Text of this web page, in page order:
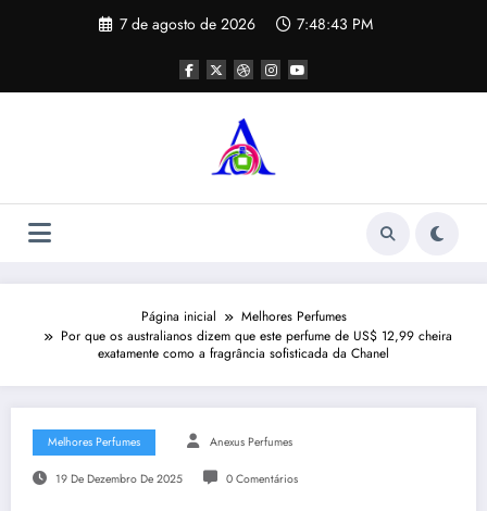
7 de agosto de 2026 7:48:43 PM
Página inicial
Melhores Perfumes
Por que os australianos dizem que este perfume de US$ 12,99 cheira
exatamente como a fragrância sofisticada da Chanel
Melhores Perfumes Anexus Perfumes
19 De Dezembro De 2025 0 Comentários